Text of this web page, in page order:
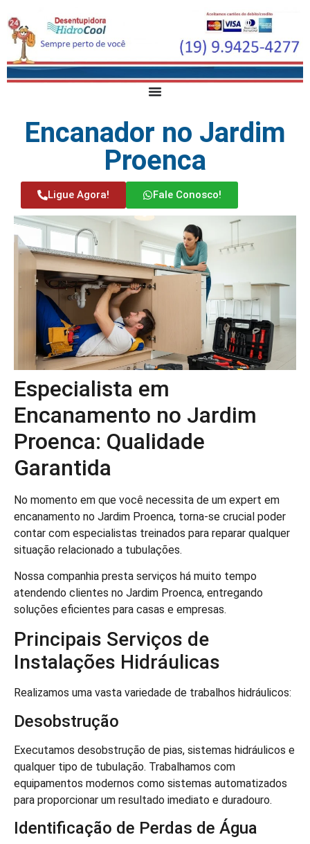
Encanador no Jardim
Proenca
Ligue Agora! Fale Conosco!
Especialista em
Encanamento no Jardim
Proenca: Qualidade
Garantida
No momento em que você necessita de um expert em
encanamento no Jardim Proenca, torna-se crucial poder
contar com especialistas treinados para reparar qualquer
situação relacionado a tubulações.
Nossa companhia presta serviços há muito tempo
atendendo clientes no Jardim Proenca, entregando
soluções eficientes para casas e empresas.
Principais Serviços de
Instalações Hidráulicas
Realizamos uma vasta variedade de trabalhos hidráulicos:
Desobstrução
Executamos desobstrução de pias, sistemas hidráulicos e
qualquer tipo de tubulação. Trabalhamos com
equipamentos modernos como sistemas automatizados
para proporcionar um resultado imediato e duradouro.
Identificação de Perdas de Água